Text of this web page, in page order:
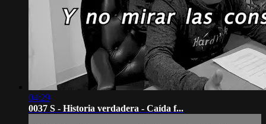
04:29
0037 S - Historia verdadera - Caída f...